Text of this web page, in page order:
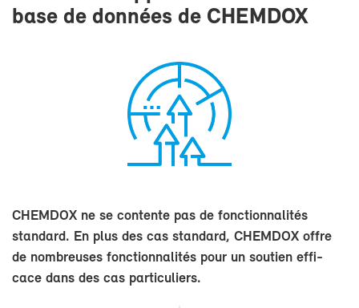
base de don­nées de CHEM­DOX
CHEM­DOX ne se contente pas de fonc­tion­na­li­tés
stan­dard. En plus des cas stan­dard, CHEM­DOX offre
de nom­breuses fonc­tion­na­li­tés pour un sou­tien ef­fi­
cace dans des cas par­ti­cu­liers.